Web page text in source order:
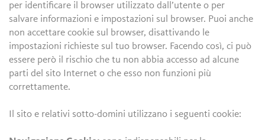
per identificare il browser utilizzato dall’utente o per
salvare informazioni e impostazioni sul browser. Puoi anche
non accettare cookie sul browser, disattivando le
impostazioni richieste sul tuo browser. Facendo così, ci può
essere però il rischio che tu non abbia accesso ad alcune
parti del sito Internet o che esso non funzioni più
correttamente.
Il sito e relativi sotto-domini utilizzano i seguenti cookie: